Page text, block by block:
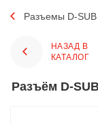
Разъемы D-SUB
НАЗАД В
КАТАЛОГ
Разъём D-